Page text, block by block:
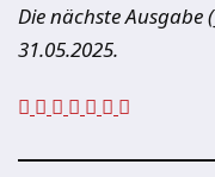
Die nächste Ausgabe
31.05.2025.